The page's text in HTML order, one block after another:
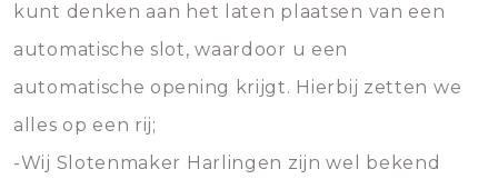
kunt denken aan het laten plaatsen van een
automatische slot, waardoor u een
automatische opening krijgt. Hierbij zetten we
alles op een rij;
-Wij Slotenmaker Harlingen zijn wel bekend